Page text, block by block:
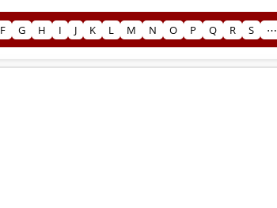
F G H I J K L M N O P Q R S ⋯